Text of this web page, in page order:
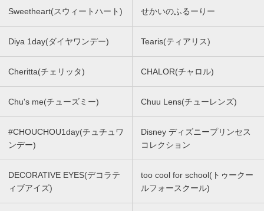
Sweetheart(スウィートハート) せかいのふるーりー
Diya 1day(ダイヤワンデー) Tearis(ティアリス)
Cheritta(チェリッタ) CHALOR(チャロル)
Chu's me(チューズミー) Chuu Lens(チューレンズ)
#CHOUCHOU1day(チュチュワ
ンデー)
Disney ディズニープリンセス
コレクション
DECORATIVE EYES(デコラテ
ィブアイズ)
too cool for school(トゥークー
ルフォースクール)